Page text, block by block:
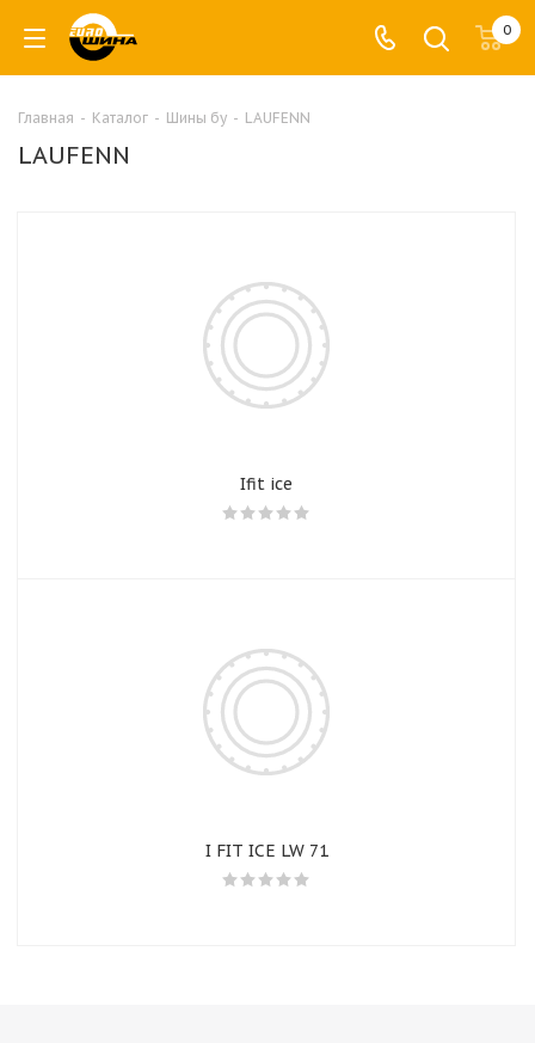
0
Главная - Каталог - Шины бу - LAUFENN
LAUFENN
Ifit ice
I FIT ICE LW 71